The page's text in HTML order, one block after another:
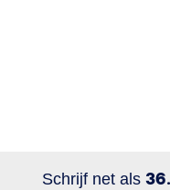
Schrijf net als